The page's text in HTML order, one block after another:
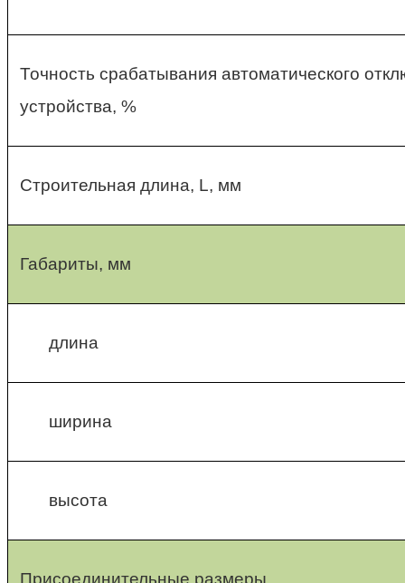
Точность срабатывания автоматического
устройства, %
Строительная длина, L, мм
Габариты, мм
длина
ширина
высота
Присоединительные размеры